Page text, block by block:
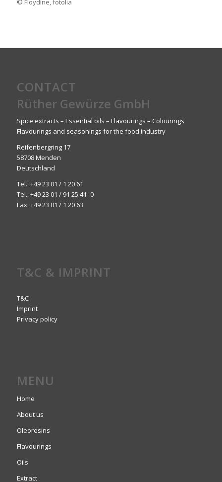
© Floydine, fotolia
CONTACT
Rüther Gewürze GmbH
Spice extracts – Essential oils – Flavourings – Colourings
Flavourings and seasonings for the food industry
Reifenbergring 17
58708 Menden
Deutschland
Tel.: +49 23 01 / 1 20 61
Tel.: +49 23 01 / 91 25 41 -0
Fax: +49 23 01 / 1 20 63
T&C & IMPRINT
T&C
Imprint
Privacy policy
MENU
Home
About us
Oleoresins
Flavourings
Oils
Extract